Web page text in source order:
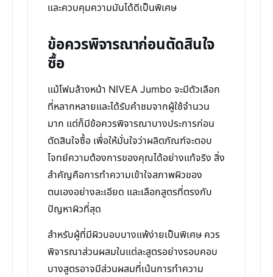
และควบคุมความมันได้ดีเป็นพิเศษ
ข้อควรพิจารณาก่อนตัดสินใจ
ซื้อ
แม้โฟมล้างหน้า NIVEA Jumbo จะมีตัวเลือก
ที่หลากหลายและได้รับคำชมจากผู้ใช้จำนวน
มาก แต่ก็มีข้อควรพิจารณาบางประการก่อน
ตัดสินใจซื้อ เพื่อให้มั่นใจว่าผลิตภัณฑ์จะตอบ
โจทย์ความต้องการของคุณได้อย่างแท้จริง สิ่ง
สำคัญคือการทำความเข้าใจสภาพผิวของ
ตนเองอย่างละเอียด และเลือกสูตรที่ตรงกับ
ปัญหาผิวที่สุด
สำหรับผู้ที่มีผิวบอบบางแพ้ง่ายเป็นพิเศษ ควร
พิจารณาส่วนผสมในแต่ละสูตรอย่างรอบคอบ
บางสูตรอาจมีส่วนผสมที่เน้นการทำความ